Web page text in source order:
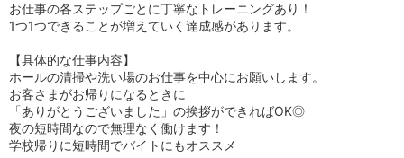
お仕事の各ステップごとに丁寧なトレーニングあり！
1つ1つできることが増えていく達成感があります。
【具体的な仕事内容】
ホールの清掃や洗い場のお仕事を中心にお願いします。
お客さまがお帰りになるときに
「ありがとうございました」の挨拶ができればOK◎
夜の短時間なので無理なく働けます！
学校帰りに短時間でバイトにもオススメ